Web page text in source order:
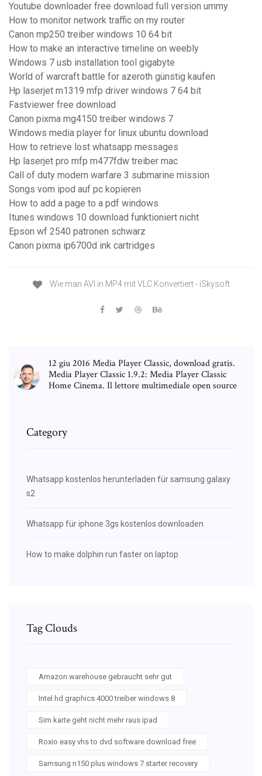
Youtube downloader free download full version ummy
How to monitor network traffic on my router
Canon mp250 treiber windows 10 64 bit
How to make an interactive timeline on weebly
Windows 7 usb installation tool gigabyte
World of warcraft battle for azeroth günstig kaufen
Hp laserjet m1319 mfp driver windows 7 64 bit
Fastviewer free download
Canon pixma mg4150 treiber windows 7
Windows media player for linux ubuntu download
How to retrieve lost whatsapp messages
Hp laserjet pro mfp m477fdw treiber mac
Call of duty modern warfare 3 submarine mission
Songs vom ipod auf pc kopieren
How to add a page to a pdf windows
Itunes windows 10 download funktioniert nicht
Epson wf 2540 patronen schwarz
Canon pixma ip6700d ink cartridges
Wie man AVI in MP4 mit VLC Konvertiert - iSkysoft
12 giu 2016 Media Player Classic, download gratis.
Media Player Classic 1.9.2: Media Player Classic
Home Cinema. Il lettore multimediale open source
Category
Whatsapp kostenlos herunterladen für samsung galaxy
s2
Whatsapp für iphone 3gs kostenlos downloaden
How to make dolphin run faster on laptop
Tag Clouds
Amazon warehouse gebraucht sehr gut
Intel hd graphics 4000 treiber windows 8
Sim karte geht nicht mehr raus ipad
Roxio easy vhs to dvd software download free
Samsung n150 plus windows 7 starter recovery